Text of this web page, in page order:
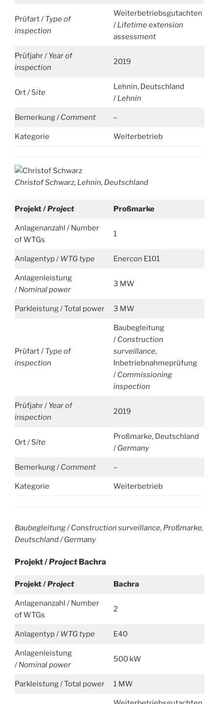
Prüfart / Type of
inspection
Weiterbetriebsgutachten
/ Lifetime extension
assessment
Prüfjahr / Year of
inspection
2019
Ort / Site
Lehnin, Deutschland
/ Lehnin
Bemerkung / Comment –
Kategorie Weiterbetrieb
Christof Schwarz, Lehnin, Deutschland
Projekt /Project Proßmarke
Anlagenanzahl / Number
of WTGs
1
Anlagentyp / WTG type Enercon E101
Anlagenleistung
/ Nominal power
3 MW
Parkleistung / Total power 3 MW
Prüfart / Type of
inspection
Baubegleitung
/ Construction
surveillance,
Inbetriebnahmeprüfung
/ Commissioning
inspection
Prüfjahr / Year of
inspection
2019
Ort / Site
Proßmarke, Deutschland
/ Germany
Bemerkung / Comment –
Kategorie Weiterbetrieb
Baubegleitung / Construction surveillance, Proßmarke,
Deutschland / Germany
Projekt /Project Bachra
Projekt /Project Bachra
Anlagenanzahl / Number
of WTGs
2
Anlagentyp / WTG type E40
Anlagenleistung
/ Nominal power
500 kW
Parkleistung / Total power 1 MW